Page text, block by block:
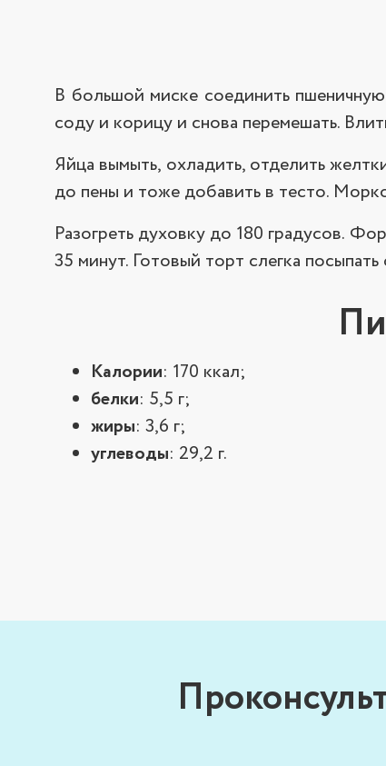
В большой миске соединить
соду и корицу и снова перемешать.
Яйца вымыть, охладить, отделить
до пены и тоже добавить в тесто.
Разогреть духовку до 180 градусов.
35 минут. Готовый торт слегка
Калории: 170 ккал;
белки: 5,5 г;
жиры: 3,6 г;
углеводы: 29,2 г.